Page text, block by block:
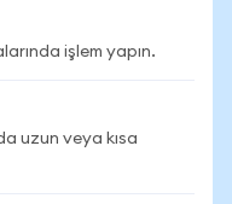
işlem yapın.
uzun veya kısa